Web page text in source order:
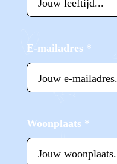
E-mailadres *
Woonplaats *